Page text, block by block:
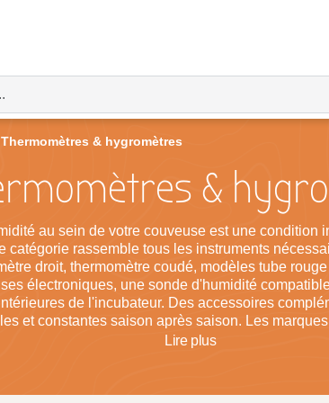
Thermomètres & hygromètres
&
au sein de votre couveuse est une
catégorie rassemble tous les instruments
droit, thermomètre coudé, modèles tube
électroniques, une sonde d'humidité
de l'incubateur. Des accessoires
et constantes saison après saison. Les
cailles, canards ou oies. Grâce à ces
Lire plus